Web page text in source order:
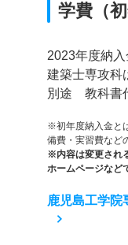
学費（
2023年度納
建築士専攻科
別途 教科書
※初年度納入金と
備費・実習費など
※内容は変更され
ホームページなど
鹿児島工学院